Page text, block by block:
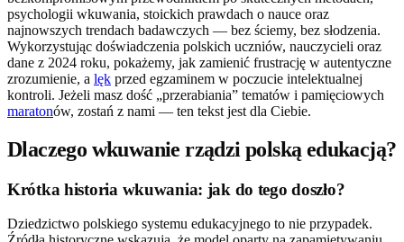
psychologii wkuwania, stoickich prawdach o nauce oraz
najnowszych trendach badawczych — bez ściemy, bez słodzenia.
Wykorzystując doświadczenia polskich uczniów, nauczycieli oraz
dane z 2024 roku, pokażemy, jak zamienić frustrację w autentyczne
zrozumienie, a lęk przed egzaminem w poczucie intelektualnej
kontroli. Jeżeli masz dość „przerabiania” tematów i pamięciowych
maratonów, zostań z nami — ten tekst jest dla Ciebie.
Dlaczego wkuwanie rządzi polską edukacją?
Krótka historia wkuwania: jak do tego doszło?
Dziedzictwo polskiego systemu edukacyjnego to nie przypadek.